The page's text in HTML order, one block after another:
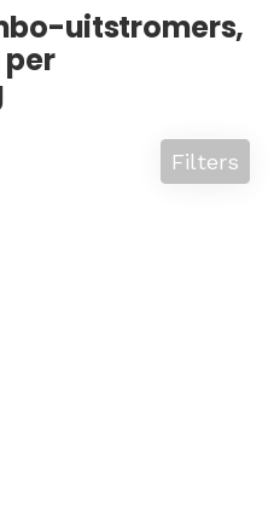
uitstromers,
Filters